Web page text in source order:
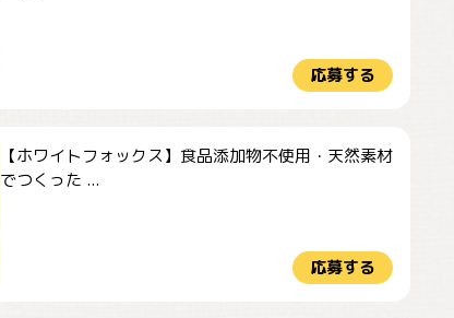
応募する
【ホワイトフォックス】食品添加物不使用・天然素材
でつくった ...
応募する